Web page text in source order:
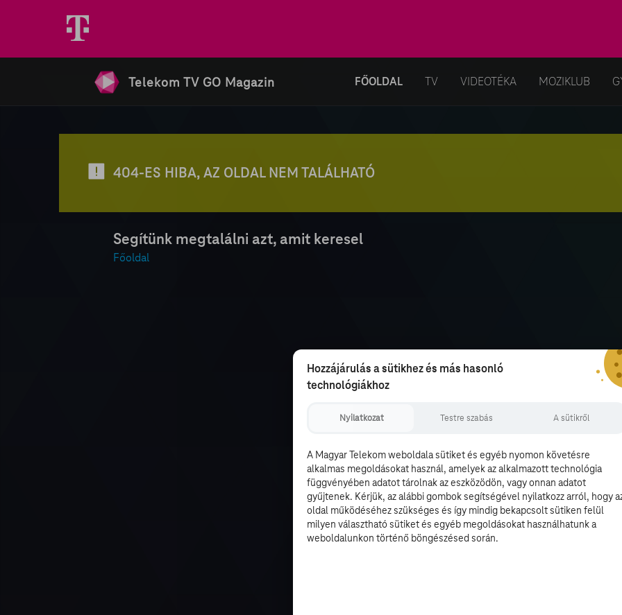
Telekom TV GO Magazin FŐOLDAL TV VIDEOTÉKA MOZIKLUB
404-ES HIBA, AZ OLDAL NEM TALÁLHATÓ
Segítünk megtalálni azt, amit keresel
Főoldal
Hozzájárulás a sütikhez és más hasonló
technológiákhoz
Nyilatkozat Testre szabás A sütikről
A Magyar Telekom weboldala sütiket és egyéb nyomon követésre
alkalmas megoldásokat használ, amelyek az alkalmazott technológia
függvényében adatot tárolnak az eszközödön, vagy onnan adatot
gyűjtenek. Kérjük, az alábbi gombok segítségével nyilatkozz arról, hogy
oldal működéséhez szükséges és így mindig bekapcsolt sütiken felül
milyen választható sütiket és egyéb megoldásokat használhatunk a
weboldalunkon történő böngészésed során.